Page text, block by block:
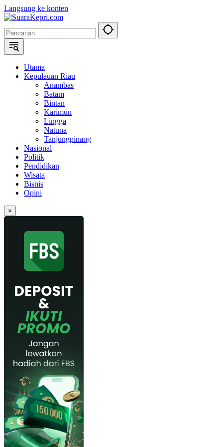
Langsung ke konten
Utama
Kepulauan Riau
Anambas
Batam
Bintan
Karimun
Lingga
Natuna
Tanjungpinang
Nasional
Politik
Pendidikan
Wisata
Bisnis
Opini
×